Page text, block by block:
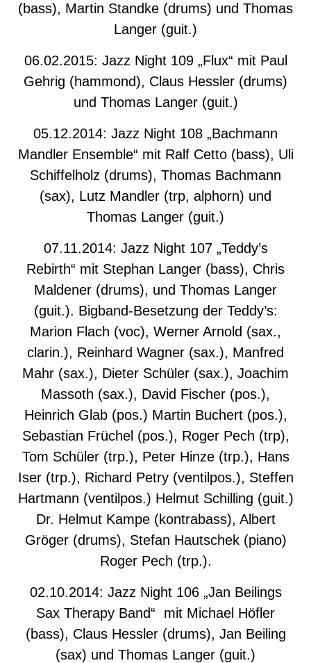
(bass), Martin Standke (drums) und Thomas
Langer (guit.)
06.02.2015: Jazz Night 109 „Flux“ mit Paul
Gehrig (hammond), Claus Hessler (drums)
und Thomas Langer (guit.)
05.12.2014: Jazz Night 108 „Bachmann
Mandler Ensemble“ mit Ralf Cetto (bass), Uli
Schiffelholz (drums), Thomas Bachmann
(sax), Lutz Mandler (trp, alphorn) und
Thomas Langer (guit.)
07.11.2014: Jazz Night 107 „Teddy’s
Rebirth“ mit Stephan Langer (bass), Chris
Maldener (drums), und Thomas Langer
(guit.). Bigband-Besetzung der Teddy’s:
Marion Flach (voc), Werner Arnold (sax.,
clarin.), Reinhard Wagner (sax.), Manfred
Mahr (sax.), Dieter Schüler (sax.), Joachim
Massoth (sax.), David Fischer (pos.),
Heinrich Glab (pos.) Martin Buchert (pos.),
Sebastian Früchel (pos.), Roger Pech (trp),
Tom Schüler (trp.), Peter Hinze (trp.), Hans
Iser (trp.), Richard Petry (ventilpos.), Steffen
Hartmann (ventilpos.) Helmut Schilling (guit.)
Dr. Helmut Kampe (kontrabass), Albert
Gröger (drums), Stefan Hautschek (piano)
Roger Pech (trp.).
02.10.2014: Jazz Night 106 „Jan Beilings
Sax Therapy Band“ mit Michael Höfler
(bass), Claus Hessler (drums), Jan Beiling
(sax) und Thomas Langer (guit.)